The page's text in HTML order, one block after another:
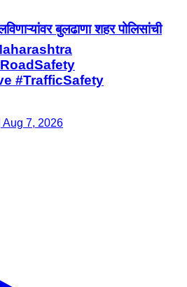
बुलढाणा शहर पोलिसांची
#TrafficSafety
Aug 7, 2026